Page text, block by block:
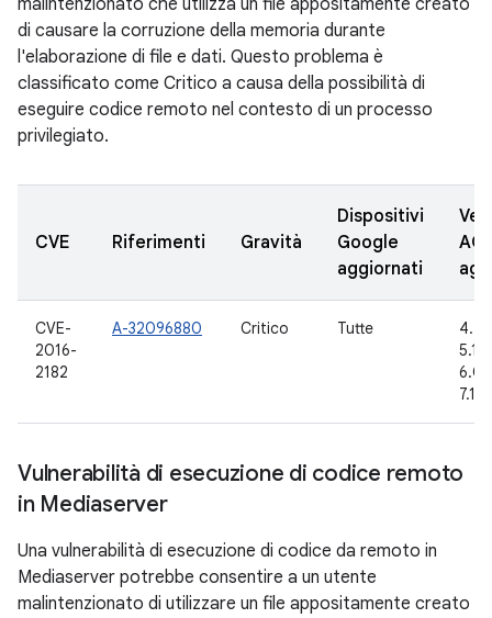
malintenzionato che utilizza un file appositamente creato
di causare la corruzione della memoria durante
l'elaborazione di file e dati. Questo problema è
classificato come Critico a causa della possibilità di
eseguire codice remoto nel contesto di un processo
privilegiato.
CVE Riferimenti Gravità
Dispositivi
Google
aggiornati
CVE-
2016-
2182
A-32096880 Critico Tutte
7.1.1
Vulnerabilità di esecuzione di codice remoto
in Mediaserver
Una vulnerabilità di esecuzione di codice da remoto in
Mediaserver potrebbe consentire a un utente
malintenzionato di utilizzare un file appositamente creato